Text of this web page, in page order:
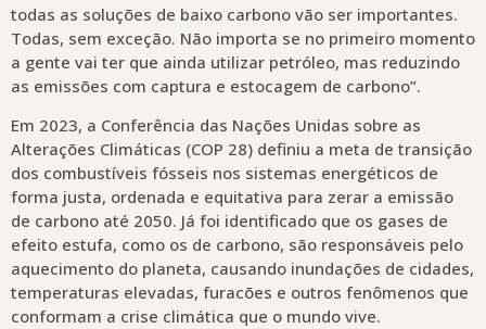
todas as soluções de baixo carbono vão ser importantes.
Todas, sem exceção. Não importa se no primeiro momento
a gente vai ter que ainda utilizar petróleo, mas reduzindo
as emissões com captura e estocagem de carbono”.
Em 2023, a Conferência das Nações Unidas sobre as
Alterações Climáticas (COP 28) definiu a meta de transição
dos combustíveis fósseis nos sistemas energéticos de
forma justa, ordenada e equitativa para zerar a emissão
de carbono até 2050. Já foi identificado que os gases de
efeito estufa, como os de carbono, são responsáveis pelo
aquecimento do planeta, causando inundações de cidades,
temperaturas elevadas, furacões e outros fenômenos que
conformam a crise climática que o mundo vive.